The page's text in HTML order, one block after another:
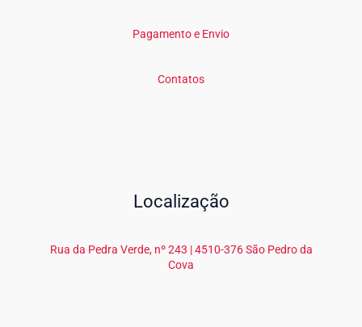
Pagamento e Envio
Contatos
Localização
Rua da Pedra Verde, nº 243 | 4510-376 São Pedro da
Cova